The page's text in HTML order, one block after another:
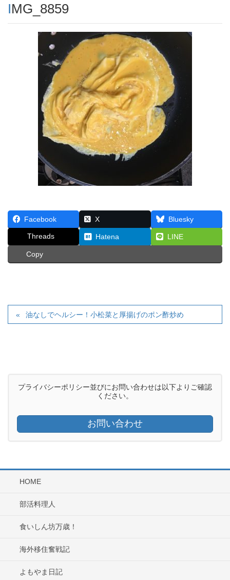
IMG_8859
Facebook X Bluesky
Threads Hatena LINE
Copy
油なしでヘルシー！小松菜と厚揚げのポン酢炒め
プライバシーポリシー並びにお問い合わせは以下よりご確認
ください。
お問い合わせ
HOME
部活料理人
食いしん坊万歳！
海外移住奮戦記
よもやま日記